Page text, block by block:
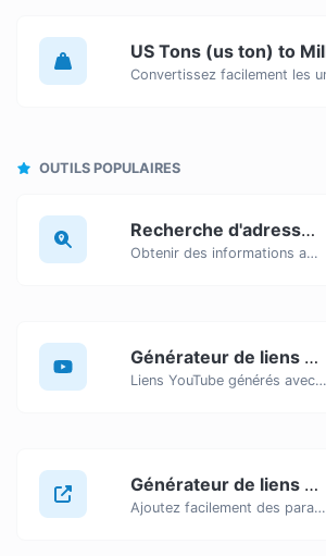
OUTILS POPULAIRES
Recherche d'adresse IP
Obtenir des informations approximatives sur l'adresse IP.
Générateur de liens horodatés YouTube
Liens YouTube générés avec horodatage de début précis, utiles pour les utilisateurs mobiles.
Générateur de liens UTM
Ajoutez facilement des paramètres UTM valides et générez un lien traçable UTM.